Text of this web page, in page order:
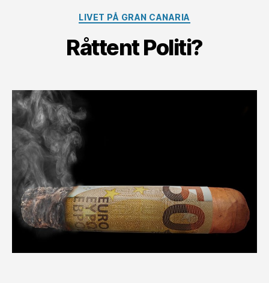
Kategorier
LIVET PÅ GRAN CANARIA
Råttent Politi?